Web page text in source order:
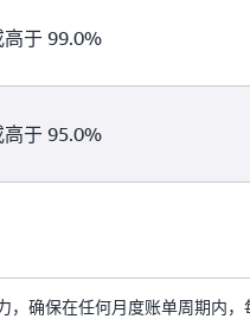
于 99.0%
于 95.0%
，确保在任何月度账单周期内